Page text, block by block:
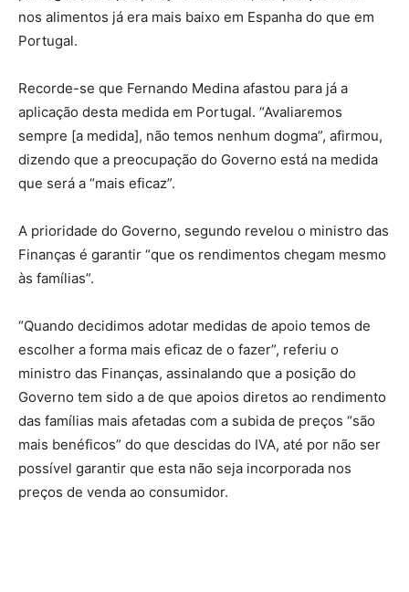
nos alimentos já era mais baixo em Espanha do que em
Portugal.
Recorde-se que Fernando Medina afastou para já a
aplicação desta medida em Portugal. “Avaliaremos
sempre [a medida], não temos nenhum dogma”, afirmou,
dizendo que a preocupação do Governo está na medida
que será a “mais eficaz”.
A prioridade do Governo, segundo revelou o ministro das
Finanças é garantir “que os rendimentos chegam mesmo
às famílias”.
“Quando decidimos adotar medidas de apoio temos de
escolher a forma mais eficaz de o fazer”, referiu o
ministro das Finanças, assinalando que a posição do
Governo tem sido a de que apoios diretos ao rendimento
das famílias mais afetadas com a subida de preços “são
mais benéficos” do que descidas do IVA, até por não ser
possível garantir que esta não seja incorporada nos
preços de venda ao consumidor.